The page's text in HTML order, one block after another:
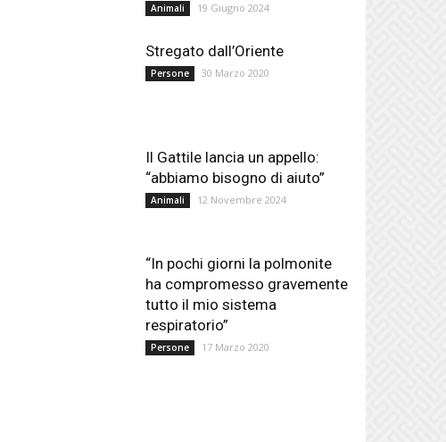
Animali 19 Giugno 2024
Stregato dall’Oriente
Persone 30 Marzo 2020
Il Gattile lancia un appello:
“abbiamo bisogno di aiuto”
Animali 12 Novembre 2024
“In pochi giorni la polmonite
ha compromesso gravemente
tutto il mio sistema
respiratorio”
Persone 17 Marzo 2020